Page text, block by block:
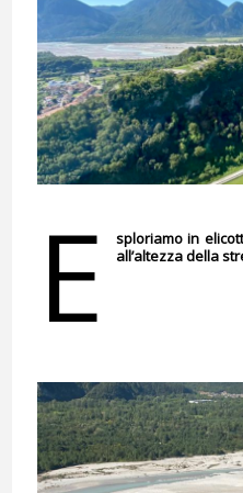
E
sploriamo in
all’altezza della